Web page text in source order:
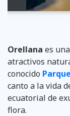
Orellana es
atractivos
conocido
canto a la vida
ecuatorial de
flora.